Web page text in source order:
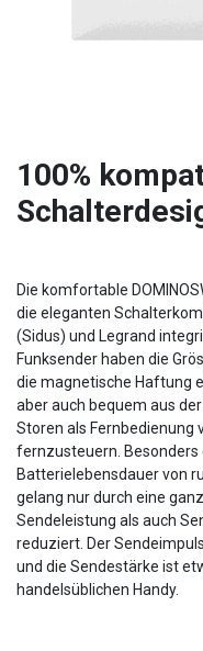
100%
Die komfortable
die eleganten
(Sidus) und Legrand
Funksender haben die
die magnetische Haftung
aber auch bequem aus
Storen als Fernbedienung
fernzusteuern.
Batterielebensdauer von
gelang nur durch eine
Sendeleistung als auch
reduziert. Der
und die Sendestärke ist
handelsüblichen Handy.